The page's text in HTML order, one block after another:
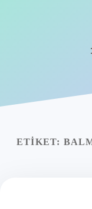
Yasal Uyarı
ETIKET: